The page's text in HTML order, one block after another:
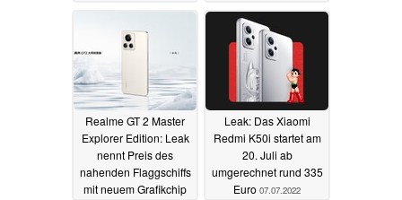
ab gut 500 Euro
12.07.2022
Realme GT 2 Master
Explorer Edition: Leak
nennt Preis des
nahenden Flaggschiffs
mit neuem Grafikchip
Leak: Das Xiaomi
Redmi K50i startet am
20. Juli ab
umgerechnet rund 335
Euro 07.07.2022